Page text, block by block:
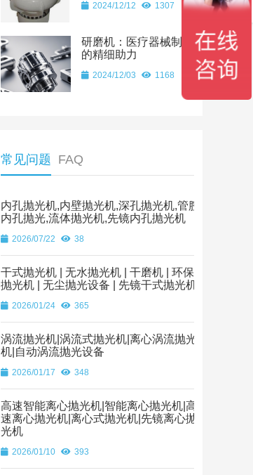
2024/12/12 1307
研磨机：医疗器械制造
的精细助力
2024/12/03 1168
常见问题 FAQ
内孔抛光机,内壁抛光机,深孔抛光机,管腔
内孔抛光,流体抛光机,先镜内孔抛光机
2026/07/22 38
干式抛光机 | 无水抛光机 | 干磨机 | 环保
抛光机 | 无尘抛光设备 | 先镜干式抛光机
2026/01/24 365
涡流抛光机|涡流式抛光机|离心涡流抛光
机|自动涡流抛光设备
2026/01/17 348
高速智能离心抛光机|智能离心抛光机|高
速离心抛光机|离心式抛光机|先镜离心抛
光机
2026/01/10 393
回到顶部